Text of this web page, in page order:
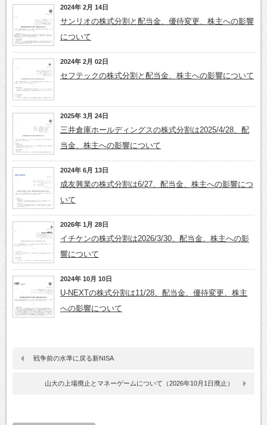
2024年 2月 14日
サンリオの株式分割と配当金、優待変更、株主への影響
について
2024年 2月 02日
セフテックの株式分割と配当金、株主への影響について
2025年 3月 24日
三井倉庫ホールディングスの株式分割は2025/4/28、配
当金、株主への影響について
2024年 6月 13日
成友興業の株式分割は6/27、配当金、株主への影響につ
いて
2026年 1月 28日
イチケンの株式分割は2026/3/30、配当金、株主への影
響について
2024年 10月 10日
U-NEXTの株式分割は11/28、配当金、優待変更、株主
への影響について
戦争前の水準に戻る新NISA
山大の上場廃止とマネーゲームについて（2026年10月1日廃止）